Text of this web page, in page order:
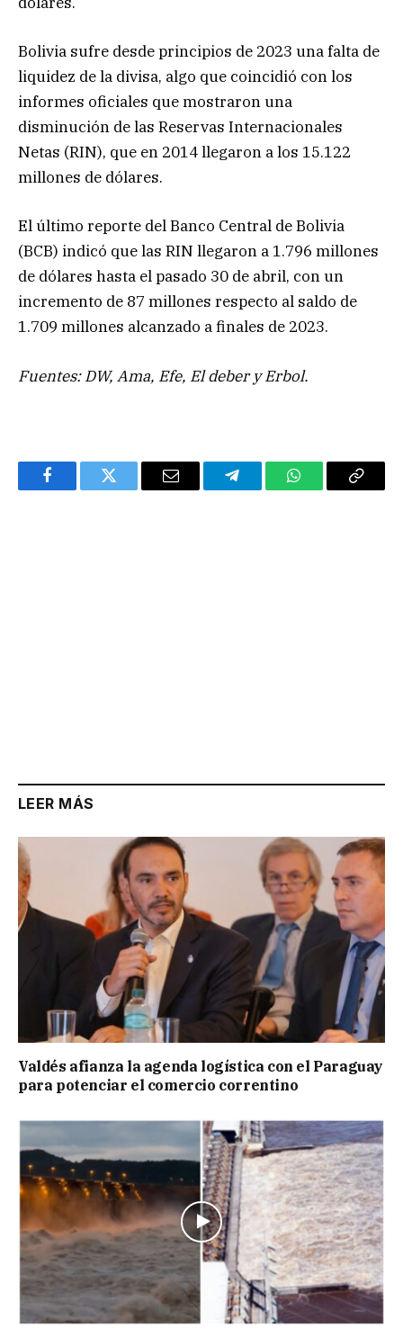
Bolivia sufre desde principios de 2023 una falta de
liquidez de la divisa, algo que coincidió con los
informes oficiales que mostraron una
disminución de las Reservas Internacionales
Netas (RIN), que en 2014 llegaron a los 15.122
millones de dólares.
El último reporte del Banco Central de Bolivia
(BCB) indicó que las RIN llegaron a 1.796 millones
de dólares hasta el pasado 30 de abril, con un
incremento de 87 millones respecto al saldo de
1.709 millones alcanzado a finales de 2023.
Fuentes: DW, Ama, Efe, El deber y Erbol.
FacebookTwitter Email TelegramWhatsAppCopy
LEER MÁS
Valdés afianza la agenda logística con el Paraguay
para potenciar el comercio correntino